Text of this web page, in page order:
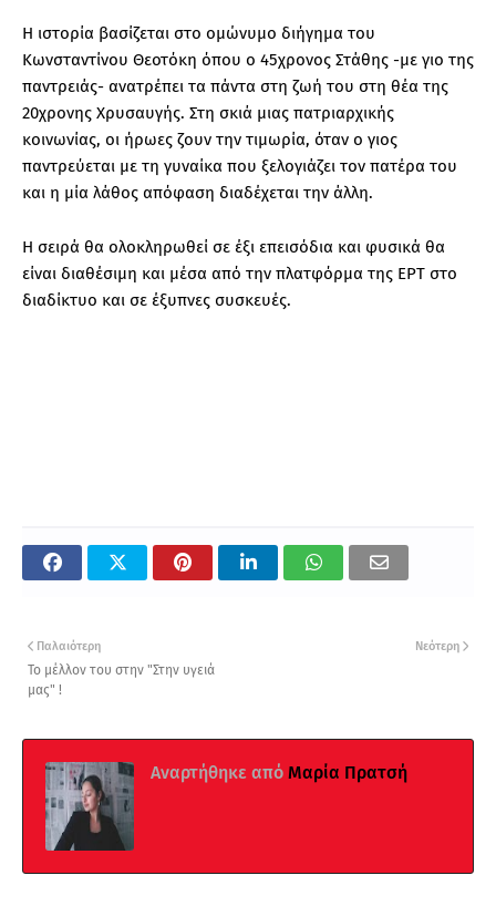
Η ιστορία βασίζεται στο ομώνυμο διήγημα του
Κωνσταντίνου Θεοτόκη όπου ο 45χρονος Στάθης -με γιο της
παντρειάς- ανατρέπει τα πάντα στη ζωή του στη θέα της
20χρονης Χρυσαυγής. Στη σκιά μιας πατριαρχικής
κοινωνίας, οι ήρωες ζουν την τιμωρία, όταν ο γιος
παντρεύεται με τη γυναίκα που ξελογιάζει τον πατέρα του
και η μία λάθος απόφαση διαδέχεται την άλλη.
Η σειρά θα ολοκληρωθεί σε έξι επεισόδια και φυσικά θα
είναι διαθέσιμη και μέσα από την πλατφόρμα της ΕΡΤ στο
διαδίκτυο και σε έξυπνες συσκευές.
Νεότερη
Παλαιότερη
Το μέλλον του στην "Στην υγειά
μας" !
Αναρτήθηκε από Μαρία Πρατσή